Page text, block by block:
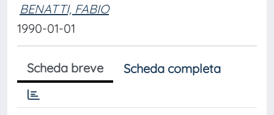
BENATTI, FABIO
1990-01-01
Scheda breve Scheda completa